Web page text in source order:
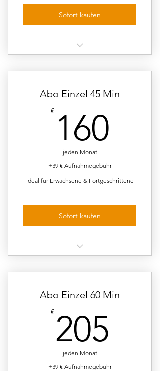
Sofort kaufen
wöchentlich
36 Termine pro Schuljahr
Teilnahme an 2 Konzerten pro
Schuljahr (freiwillig)
Schulferien des Landes
Abo Einzel 45 Min
€ 160
jeden Monat
+39 € Aufnahmegebühr
Ideal für Erwachsene & Fortgeschrittene
Sofort kaufen
wöchentlich
36 Termine pro Schuljahr
Teilnahme an 2 Konzerten pro
Schuljahr (freiwillig)
Schulferien des Landes
Abo Einzel 60 Min
€ 205
jeden Monat
+39 € Aufnahmegebühr